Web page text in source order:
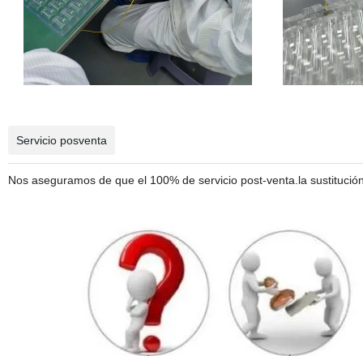
Servicio posventa
Nos aseguramos de que el 100% de servicio post-venta.la